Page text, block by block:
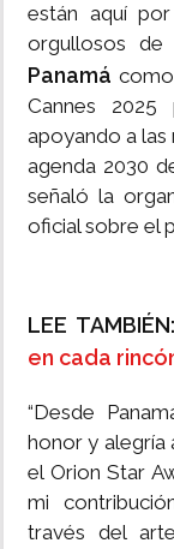
están aquí
orgullosos de
Panamá
Cannes 2025
apoyando a las
agenda 2030
señaló la
oficial sobre el
LEE TAMBIÉN:
en cada
“Desde
honor y alegría
el Orion Star
mi
través del